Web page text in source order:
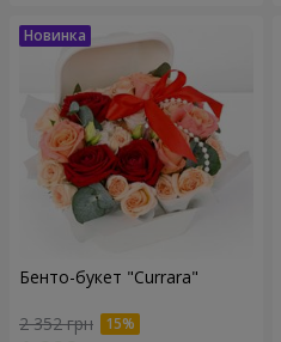
Бенто-букет "Currara"
2 352 грн